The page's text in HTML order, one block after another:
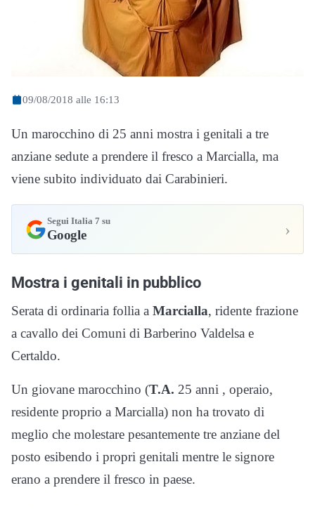
09/08/2018 alle 16:13
Un marocchino di 25 anni mostra i genitali a tre
anziane sedute a prendere il fresco a Marcialla, ma
viene subito individuato dai Carabinieri.
Segui Italia 7 su
Google ›
Mostra i genitali in pubblico
Serata di ordinaria follia a Marcialla, ridente frazione
a cavallo dei Comuni di Barberino Valdelsa e
Certaldo.
Un giovane marocchino (T.A. 25 anni , operaio,
residente proprio a Marcialla) non ha trovato di
meglio che molestare pesantemente tre anziane del
posto esibendo i propri genitali mentre le signore
erano a prendere il fresco in paese.